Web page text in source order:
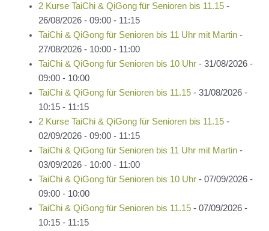
2 Kurse TaiChi & QiGong für Senioren bis 11.15-
26/08/2026 - 09:00 - 11:15
TaiChi & QiGong für Senioren bis 11 Uhr mit Martin-
27/08/2026 - 10:00 - 11:00
TaiChi & QiGong für Senioren bis 10 Uhr- 31/08/2026 -
09:00 - 10:00
TaiChi & QiGong für Senioren bis 11.15- 31/08/2026 -
10:15 - 11:15
2 Kurse TaiChi & QiGong für Senioren bis 11.15-
02/09/2026 - 09:00 - 11:15
TaiChi & QiGong für Senioren bis 11 Uhr mit Martin-
03/09/2026 - 10:00 - 11:00
TaiChi & QiGong für Senioren bis 10 Uhr- 07/09/2026 -
09:00 - 10:00
TaiChi & QiGong für Senioren bis 11.15- 07/09/2026 -
10:15 - 11:15